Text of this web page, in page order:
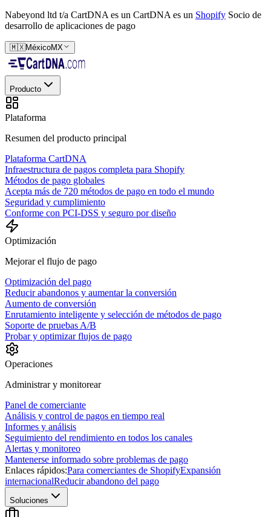
Nabeyond ltd t/a CartDNA es un CartDNA es un Shopify Socio de
desarrollo de aplicaciones de pago
🇲🇽MéxicoMX
Producto
Plataforma
Resumen del producto principal
Plataforma CartDNA
Infraestructura de pagos completa para Shopify
Métodos de pago globales
Acepta más de 720 métodos de pago en todo el mundo
Seguridad y cumplimiento
Conforme con PCI-DSS y seguro por diseño
Optimización
Mejorar el flujo de pago
Optimización del pago
Reducir abandonos y aumentar la conversión
Aumento de conversión
Enrutamiento inteligente y selección de métodos de pago
Soporte de pruebas A/B
Probar y optimizar flujos de pago
Operaciones
Administrar y monitorear
Panel de comerciante
Análisis y control de pagos en tiempo real
Informes y análisis
Seguimiento del rendimiento en todos los canales
Alertas y monitoreo
Mantenerse informado sobre problemas de pago
Enlaces rápidos:Para comerciantes de ShopifyExpansión
internacionalReducir abandono del pago
Soluciones